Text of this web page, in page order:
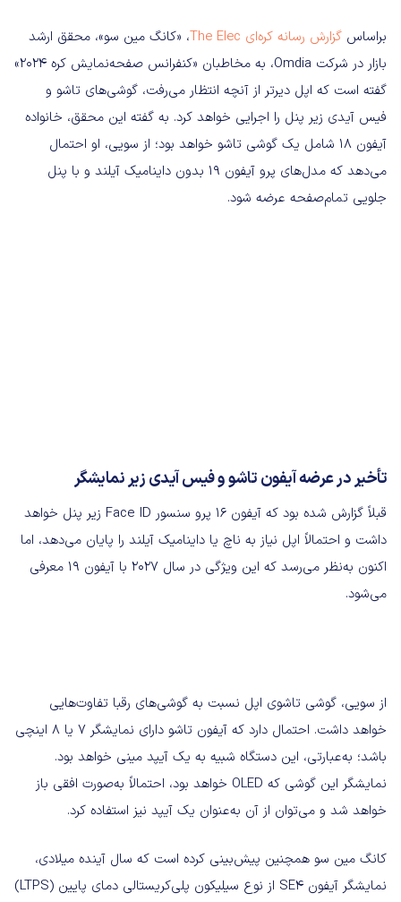
براساس گزارش رسانه کره‌ای The Elec
، «کانگ مین سو»، محقق ارشد
بازار در شرکت Omdia، به مخاطبان «کنفرانس صفحه‌نمایش کره 2024»
گفته است که اپل دیرتر از آنچه انتظار می‌رفت، گوشی‌های تاشو و
فیس آیدی زیر پنل را اجرایی خواهد کرد. به‌ گفته این محقق، خانواده
آیفون 18 شامل یک گوشی تاشو خواهد بود؛ از سویی، او احتمال
می‌دهد که مدل‌های پرو آیفون 19 بدون داینامیک آیلند و با پنل
جلویی تمام‌صفحه عرضه شود.
تأخیر در عرضه آیفون تاشو و فیس آیدی زیر نمایشگر
قبلاً گزارش شده بود که آیفون 16 پرو سنسور Face ID زیر پنل خواهد
داشت و احتمالاً اپل نیاز به ناچ یا داینامیک آیلند را پایان می‌دهد، اما
اکنون به‌نظر می‌رسد که این ویژگی در سال 2027 با آیفون 19 معرفی
می‌شود.
از سویی، گوشی تاشوی اپل نسبت به گوشی‌های رقبا تفاوت‌هایی
خواهد داشت. احتمال دارد که آیفون تاشو دارای نمایشگر 7 یا 8 اینچی
باشد؛ به‌عبارتی، این دستگاه شبیه به یک آیپد مینی خواهد بود.
نمایشگر این گوشی که OLED خواهد بود، احتمالاً به‌صورت افقی باز
خواهد شد و می‌توان از آن به‌عنوان یک آیپد نیز استفاده کرد.
کانگ مین سو همچنین پیش‌بینی کرده است که سال آینده میلادی،
نمایشگر آیفون SE4 از نوع سیلیکون پلی‌کریستالی دمای پایین (LTPS)